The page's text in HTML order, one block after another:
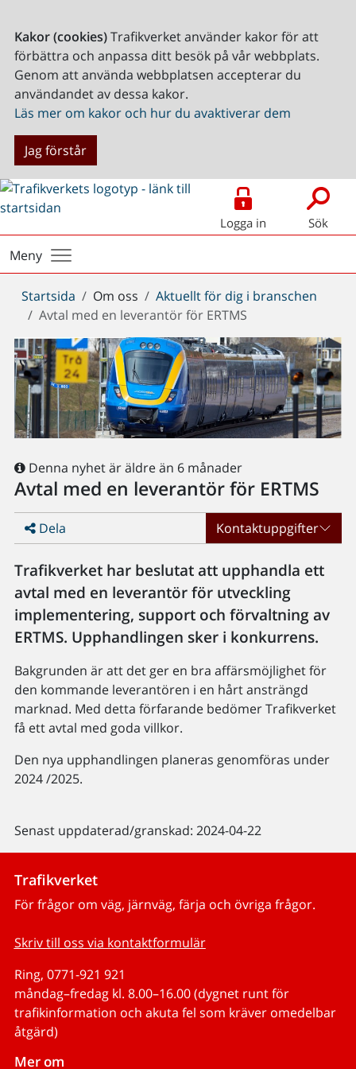
Kakor (cookies)Trafikverket använder kakor för att
förbättra och anpassa ditt besök på vår webbplats.
Genom att använda webbplatsen accepterar du
användandet av dessa kakor.
Läs mer om kakor och hur du avaktiverar dem
Jag förstår
Logga in Sök
Meny
Du
är
Startsida Om oss
Aktuellt för dig i branschen
Avtal med en leverantör för ERTMS
Denna nyhet är äldre än 6 månader
Avtal med en leverantör för ERTMS
Dela Kontaktuppgifter
Trafikverket har beslutat att upphandla ett
avtal med en leverantör för utveckling
implementering, support och förvaltning av
ERTMS. Upphandlingen sker i konkurrens.
Bakgrunden är att det ger en bra affärsmöjlighet för
den kommande leverantören i en hårt ansträngd
marknad. Med detta förfarande bedömer Trafikverket
få ett avtal med goda villkor.
Den nya upphandlingen planeras genomföras under
2024 /2025.
Senast uppdaterad/granskad: 2024-04-22
Trafikverket
För frågor om väg, järnväg, färja och övriga frågor.
Skriv till oss via kontaktformulär
Ring, 0771-921 921
måndag–fredag kl. 8.00–16.00 (dygnet runt för
trafikinformation och akuta fel som kräver omedelbar
åtgärd)
Mer om